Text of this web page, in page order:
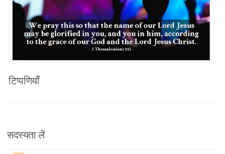
टिप्पणियाँ
सदस्यता लें